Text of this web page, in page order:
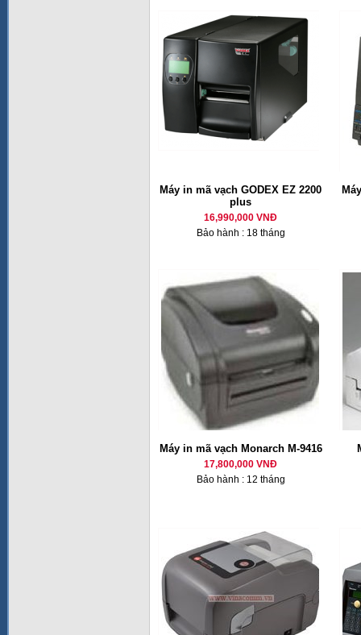
Máy in mã vạch GODEX EZ 2200
plus
16,990,000 VNĐ
Bảo hành : 18 tháng
Máy in mã vạch Monarch M-9416
17,800,000 VNĐ
Bảo hành : 12 tháng